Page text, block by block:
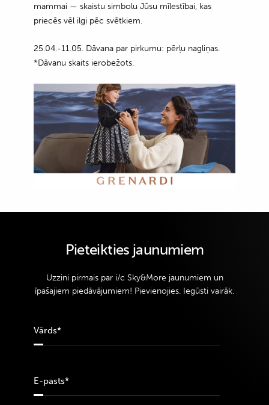
mammai — skaistu simbolu Jūsu mīlestībai, kas
priecēs vēl ilgi pēc svētkiem.
25.04.-11.05. Dāvana par pirkumu: pērļu nagliņas.
*Dāvanu skaits ierobežots.
Pieteikties jaunumiem
Uzzini pirmais par i/c Sky&More jaunumiem un
īpašajiem piedāvājumiem! Pievienojies. Iegūsti vairāk.